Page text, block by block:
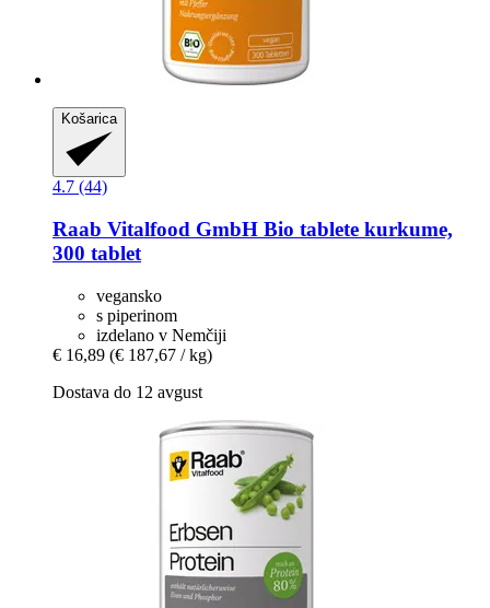
Košarica
4.7 (44)
Raab Vitalfood GmbH Bio tablete kurkume,
300 tablet
vegansko
s piperinom
izdelano v Nemčiji
€ 16,89 (€ 187,67 / kg)
Dostava do 12 avgust